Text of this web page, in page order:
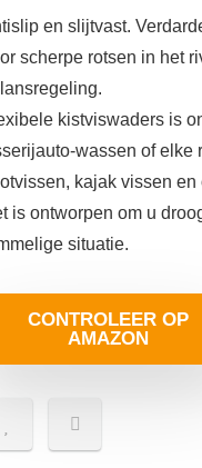
en slijtvast.
scherpe rotsen in het
kistviswaders is
wassen of elke
kajak vissen en
is ontworpen om u
situatie.
CONTROLEER OP
AMAZON